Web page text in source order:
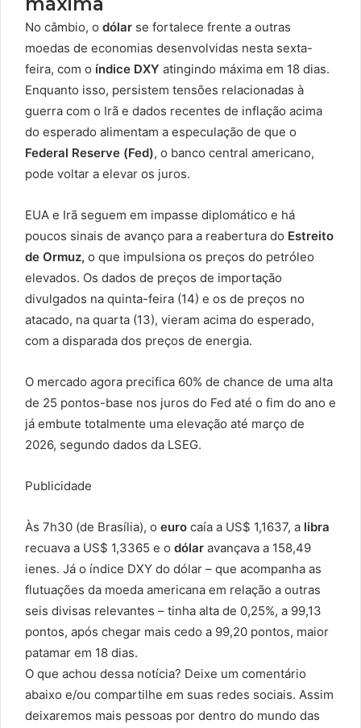
No câmbio, o dólar se fortalece frente a outras
moedas de economias desenvolvidas nesta sexta-
feira, com o índice DXY atingindo máxima em 18 dias.
Enquanto isso, persistem tensões relacionadas à
guerra com o Irã e dados recentes de inflação acima
do esperado alimentam a especulação de que o
Federal Reserve (Fed), o banco central americano,
pode voltar a elevar os juros.
EUA e Irã seguem em impasse diplomático e há
poucos sinais de avanço para a reabertura do Estreito
de Ormuz, o que impulsiona os preços do petróleo
elevados. Os dados de preços de importação
divulgados na quinta-feira (14) e os de preços no
atacado, na quarta (13), vieram acima do esperado,
com a disparada dos preços de energia.
O mercado agora precifica 60% de chance de uma alta
de 25 pontos-base nos juros do Fed até o fim do ano e
já embute totalmente uma elevação até março de
2026, segundo dados da LSEG.
Publicidade
Às 7h30 (de Brasília), o euro caía a US$ 1,1637, a libra
recuava a US$ 1,3365 e o dólar avançava a 158,49
ienes. Já o índice DXY do dólar – que acompanha as
flutuações da moeda americana em relação a outras
seis divisas relevantes – tinha alta de 0,25%, a 99,13
pontos, após chegar mais cedo a 99,20 pontos, maior
patamar em 18 dias.
O que achou dessa notícia? Deixe um comentário
abaixo e/ou compartilhe em suas redes sociais. Assim
deixaremos mais pessoas por dentro do mundo das